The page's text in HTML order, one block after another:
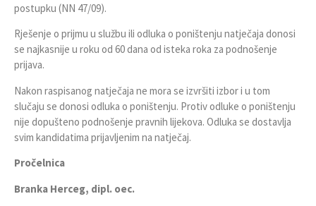
postupku (NN 47/09).
Rješenje o prijmu u službu ili odluka o poništenju natječaja donosi
se najkasnije u roku od 60 dana od isteka roka za podnošenje
prijava.
Nakon raspisanog natječaja ne mora se izvršiti izbor i u tom
slučaju se donosi odluka o poništenju. Protiv odluke o poništenju
nije dopušteno podnošenje pravnih lijekova. Odluka se dostavlja
svim kandidatima prijavljenim na natječaj.
Pročelnica
Branka Herceg, dipl. oec.